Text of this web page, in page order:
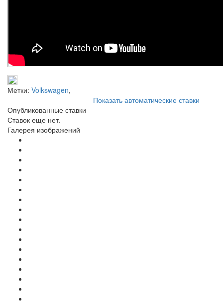
Метки: Volkswagen,
Показать автоматические ставки
Опубликованные ставки
Ставок еще нет.
Галерея изображений